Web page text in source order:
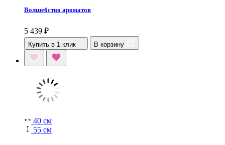
Волшебство ароматов
5 439 ₽
Купить в 1 клик В корзину
40 см
55 см